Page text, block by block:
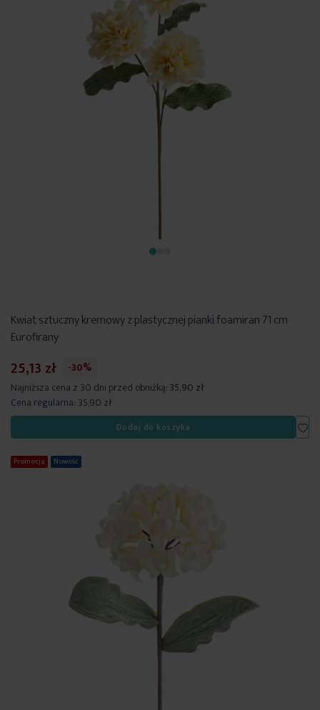
Kwiat sztuczny kremowy z plastycznej pianki foamiran 71 cm
Eurofirany
25,13 zł
-30%
Najniższa cena z 30 dni przed obniżką:35,90 zł
Cena regularna: 35,90 zł
Dodaj do koszyka
Promocja Nowość